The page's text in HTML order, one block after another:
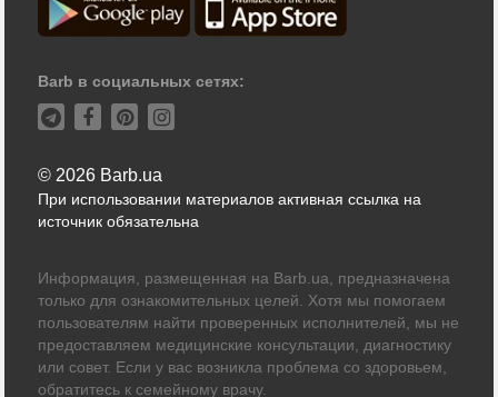
Barb в социальных сетях:
© 2026 Barb.ua
При использовании материалов активная ссылка на
источник обязательна
Информация, размещенная на Barb.ua, предназначена
только для ознакомительных целей. Хотя мы помогаем
пользователям найти проверенных исполнителей, мы не
предоставляем медицинские консультации, диагностику
или совет. Если у вас возникла проблема со здоровьем,
обратитесь к семейному врачу.